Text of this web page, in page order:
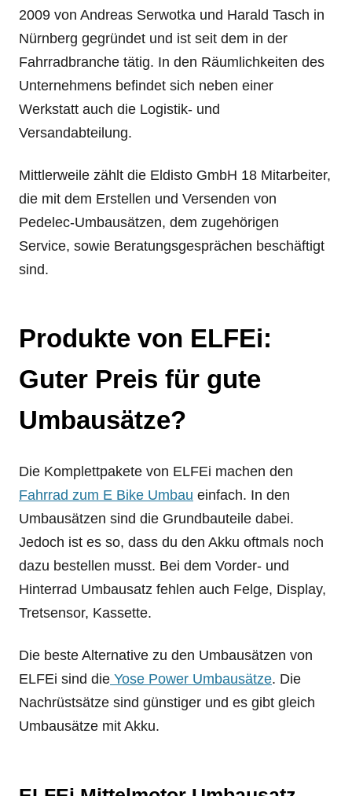
2009 von Andreas Serwotka und Harald Tasch in
Nürnberg gegründet und ist seit dem in der
Fahrradbranche tätig. In den Räumlichkeiten des
Unternehmens befindet sich neben einer
Werkstatt auch die Logistik- und
Versandabteilung.
Mittlerweile zählt die Eldisto GmbH 18 Mitarbeiter,
die mit dem Erstellen und Versenden von
Pedelec-Umbausätzen, dem zugehörigen
Service, sowie Beratungsgesprächen beschäftigt
sind.
Produkte von ELFEi:
Guter Preis für gute
Umbausätze?
Die Komplettpakete von ELFEi machen den
Fahrrad zum E Bike Umbau einfach. In den
Umbausätzen sind die Grundbauteile dabei.
Jedoch ist es so, dass du den Akku oftmals noch
dazu bestellen musst. Bei dem Vorder- und
Hinterrad Umbausatz fehlen auch Felge, Display,
Tretsensor, Kassette.
Die beste Alternative zu den Umbausätzen von
ELFEi sind die Yose Power Umbausätze. Die
Nachrüstsätze sind günstiger und es gibt gleich
Umbausätze mit Akku.